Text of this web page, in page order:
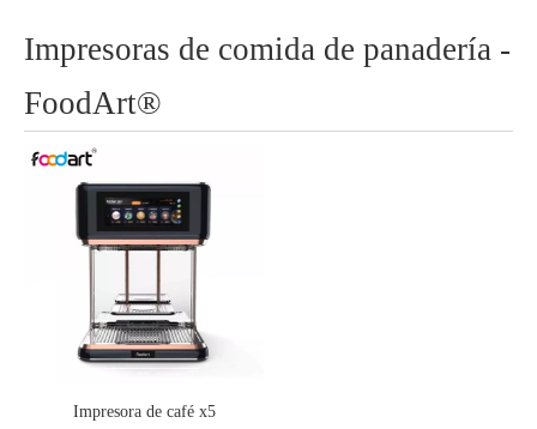
Impresoras de comida de panadería -
FoodArt®
Impresora de café x5